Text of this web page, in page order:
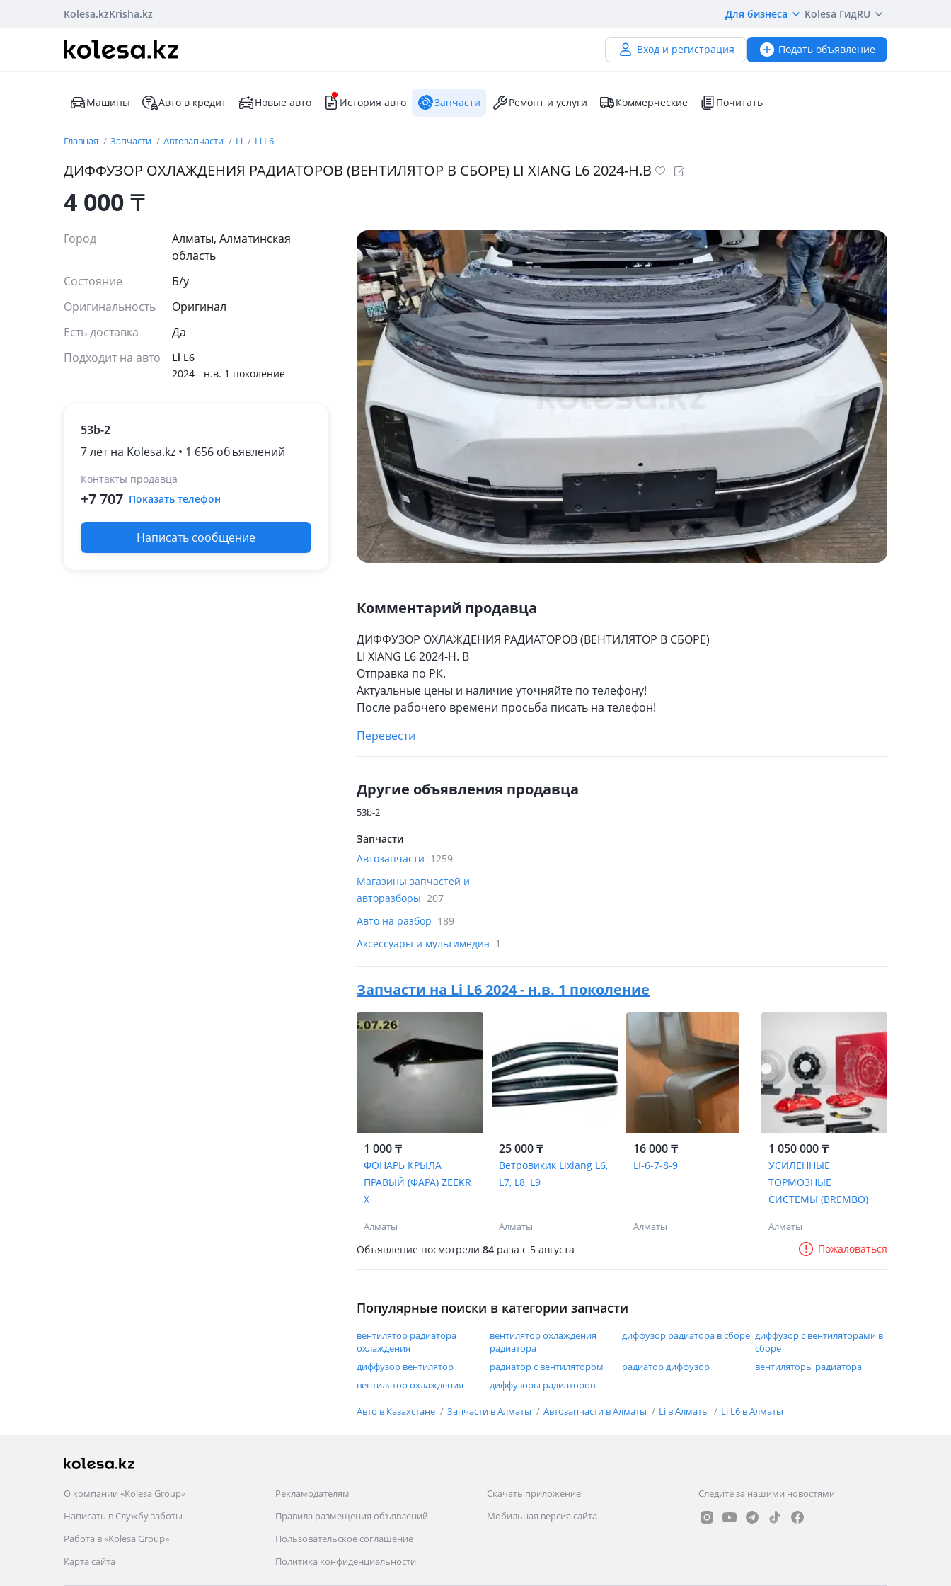
Kolesa.kzKrisha.kz Для бизнеса Kolesa ГидRU
Вход и регистрация Подать объявление
Машины Авто в кредит Новые авто История авто Запчасти Ремонт и услуги Коммерческие Почитать
Главная Запчасти Автозапчасти Li Li L6
ДИФФУЗОР ОХЛАЖДЕНИЯ РАДИАТОРОВ (ВЕНТИЛЯТОР В СБОРЕ) LI XIANG L6 2024-Н.В
4 000₸
Город
Алматы, Алматинская
область
Состояние
Б/y
Оригинальность
Оригинал
Есть доставка
Да
Подходит на авто
Li L6
2024 - н.в. 1 поколение
53b-2
7 лет на Kolesa.kz • 1 656 объявлений
Контакты продавца
+7 707 Показать телефон
Написать сообщение
Комментарий продавца
ДИФФУЗОР ОХЛАЖДЕНИЯ РАДИАТОРОВ (ВЕНТИЛЯТОР В СБОРЕ)
LI XIANG L6 2024-Н. В
Отправка по РК.
Актуальные цены и наличие уточняйте по телефону!
После рабочего времени просьба писать на телефон!
Перевести
Другие объявления продавца
53b-2
Запчасти
Автозапчасти 1259
Магазины запчастей и
авторазборы 207
Авто на разбор 189
Аксессуары и мультимедиа 1
Запчасти на Li L6 2024 - н.в. 1 поколение
1 000 ₸
ФОНАРЬ КРЫЛА
ПРАВЫЙ (ФАРА) ZEEKR
X
Алматы
25 000 ₸
Ветровикик Lixiang L6,
L7, L8, L9
Алматы
16 000 ₸
LI-6-7-8-9
Алматы
1 050 000 ₸
УСИЛЕННЫЕ
ТОРМОЗНЫЕ
СИСТЕМЫ (BREMBO)
Алматы
Объявление посмотрели 84 раза c 5 августа Пожаловаться
Популярные поиски в категории запчасти
вентилятор радиатора
охлаждения
вентилятор охлаждения
радиатора
диффузор радиатора в сборе диффузор с вентиляторами в
сборе
диффузор вентилятор
радиатор с вентилятором радиатор диффузор
вентиляторы радиатора
вентилятор охлаждения
диффузоры радиаторов
Авто в Казахстане Запчасти в Алматы Автозапчасти в Алматы Li в Алматы Li L6 в Алматы
О компании «Kolesa Group»
Написать в Службу заботы
Работа в «Kolesa Group»
Карта сайта
Рекламодателям
Правила размещения объявлений
Пользовательское соглашение
Политика конфиденциальности
Скачать приложение
Мобильная версия сайта
Следите за нашими новостями